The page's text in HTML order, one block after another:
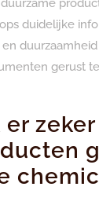
duidelijke
gerust